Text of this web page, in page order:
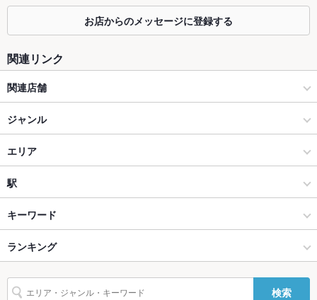
なし ：掘りごたつ席はございませんが、落ち着きのある個室や
テーブル席をご用意しております。
カウンター
ソファー
テラス席
貸切
貸切不可 ：飲み会のお店をお探しの幹事様！料金、料理なんで
もご相談下さい
設備
Wi-Fi
バリアフリ
ー
駐車場
お店からのメッセージに登録する
関連リンク
関連店舗
博多餃子舎 603
90分飲み放題990円！【少人数から貸切対応】 博多餃子舎603 渋
谷店
博多一番どり 戸島店
博多一番どり 江越店
ジャンル
居酒屋
和風
池袋 × 居酒屋
池袋 × 和風
池袋駅 × 居酒屋
エリア
池袋西口
池袋西口 × 居酒屋
池袋西口 × 和風
池袋西口 × 中華
駅
池袋駅
キーワード
からあげ
揚げ餃子 天うどん 明太もつ鍋
ランキング
東京のグルメランキング
検索